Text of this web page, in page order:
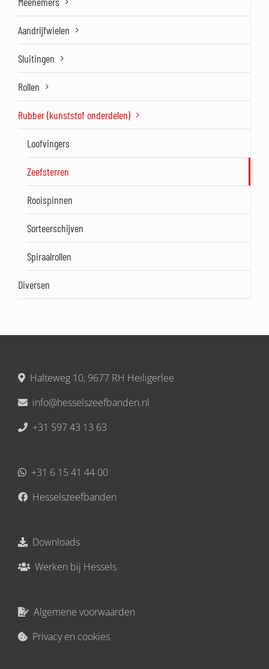
Aandrijfwielen
Sluitingen
Rollen
Rubber (kunststof onderdelen)
Loofvingers
Zeefsterren
Rooispinnen
Sorteerschijven
Spiraalrollen
Diversen
Halteweg 10, 9677 RH Heiligerlee
info@hesselszeefbanden.nl
+31 597 43 13 63
+31 6 15 41 44 00
Hesselszeefbanden
Downloads
Werken bij Hessels
Algemene voorwaarden
Privacy en cookies